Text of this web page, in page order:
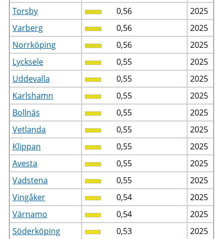
Torsby
0,56
2025
Varberg
0,56
2025
Norrköping
0,56
2025
Lycksele
0,55
2025
Uddevalla
0,55
2025
Karlshamn
0,55
2025
Bollnäs
0,55
2025
Vetlanda
0,55
2025
Klippan
0,55
2025
Avesta
0,55
2025
Vadstena
0,55
2025
Vingåker
0,54
2025
Värnamo
0,54
2025
Söderköping
0,53
2025